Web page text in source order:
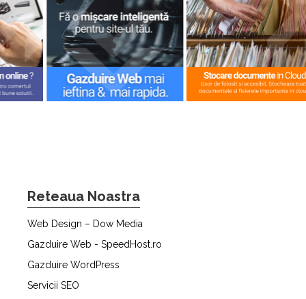
Reteaua Noastra
Web Design – Dow Media
Gazduire Web - SpeedHost.ro
Gazduire WordPress
Servicii SEO